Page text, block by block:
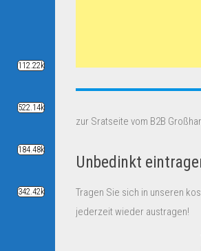
zur Sratseite vom B2B
Unbedinkt
Tragen Sie sich in unseren
jederzeit wieder austragen!
112.22k
522.14k
184.48k
342.42k